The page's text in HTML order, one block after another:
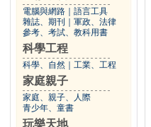
電腦與網路
語言工具
雜誌、期刊
軍政、法律
參考、考試、教科用書
科學工程
科學、自然 工業、工程
家庭親子
家庭、親子、人際
青少年、童書
玩樂天地